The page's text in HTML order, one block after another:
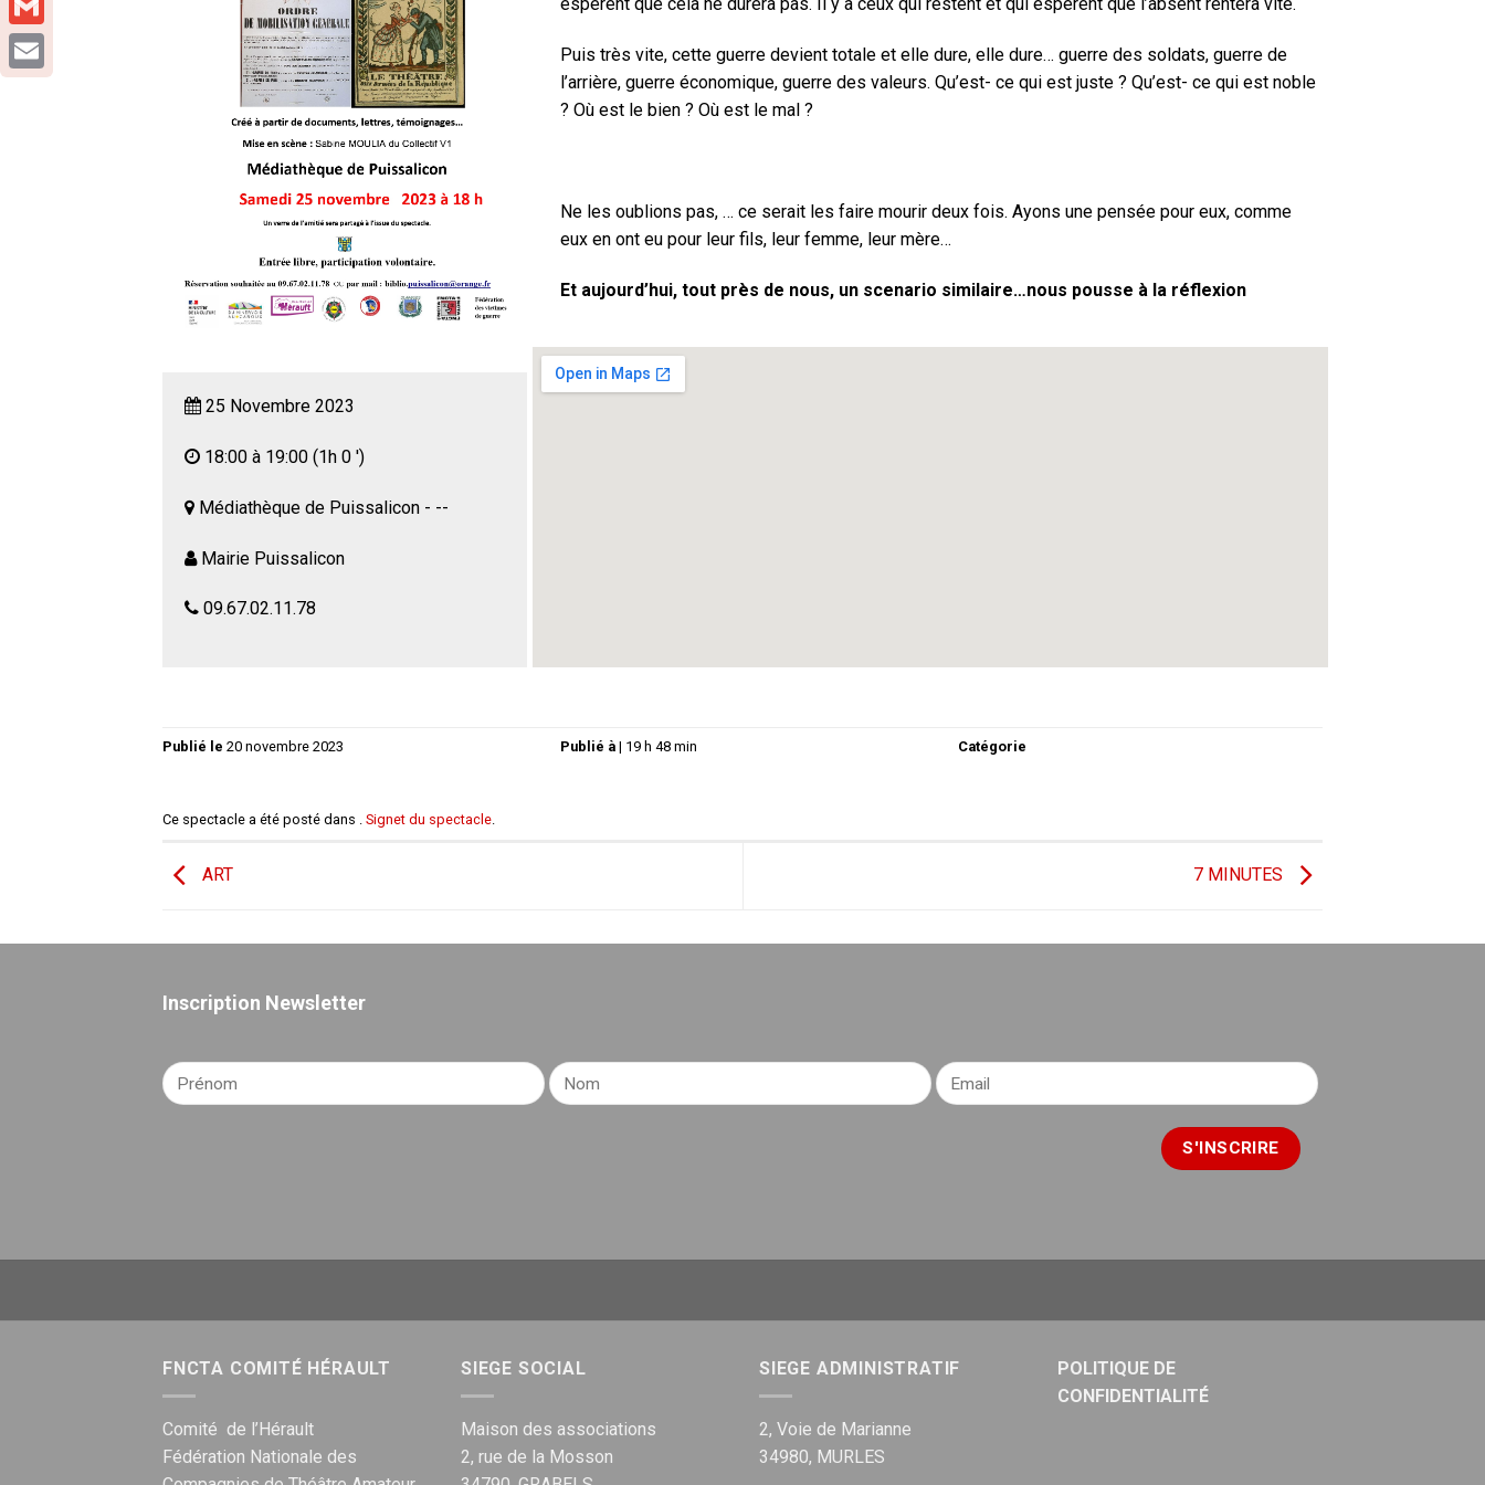
25 Novembre 2023
18:00 à 19:00 (1h 0 ')
Médiathèque de Puissalicon - --
Mairie Puissalicon
09.67.02.11.78
espèrent que cela ne durera pas. Il y a ceux qui restent et qui espèrent que l’absent rentera vite.
Puis très vite, cette guerre devient totale et elle dure, elle dure… guerre des soldats, guerre de
l’arrière, guerre économique, guerre des valeurs. Qu’est- ce qui est juste ? Qu’est- ce qui est noble
? Où est le bien ? Où est le mal ?
Ne les oublions pas, … ce serait les faire mourir deux fois. Ayons une pensée pour eux, comme
eux en ont eu pour leur fils, leur femme, leur mère…
Et aujourd’hui, tout près de nous, un scenario similaire…nous pousse à la réflexion
Publié le 20 novembre 2023 Publié à | 19 h 48 min Catégorie
Ce spectacle a été posté dans . Signet du spectacle.
ART 7 MINUTES
Inscription Newsletter
FNCTA COMITÉ HÉRAULT
Comité de l’Hérault
Fédération Nationale des
SIEGE SOCIAL
Maison des associations
2, rue de la Mosson
SIEGE ADMINISTRATIF
2, Voie de Marianne
34980, MURLES
POLITIQUE DE
CONFIDENTIALITÉ
Gmail